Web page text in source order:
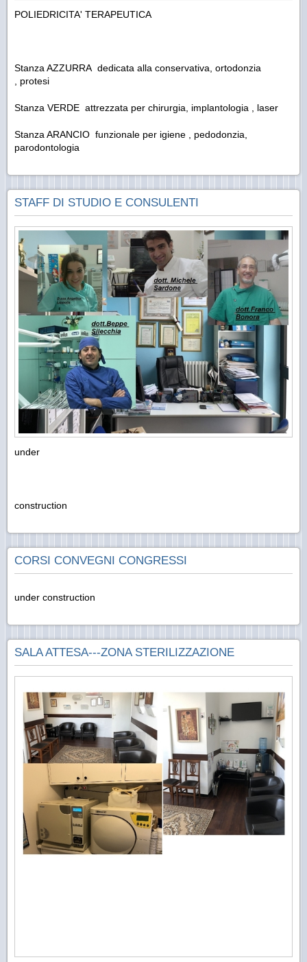
POLIEDRICITA' TERAPEUTICA
Stanza AZZURRA dedicata alla conservativa, ortodonzia
, protesi
Stanza VERDE attrezzata per chirurgia, implantologia , laser
Stanza ARANCIO funzionale per igiene , pedodonzia,
parodontologia
STAFF DI STUDIO E CONSULENTI
under
construction
CORSI CONVEGNI CONGRESSI
under construction
SALA ATTESA---ZONA STERILIZZAZIONE